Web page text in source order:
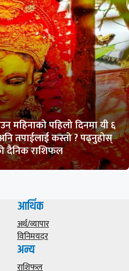
महिनाको पहिलो दिनमा यी ६
तपाईलाई कस्तो ? पढ्नुहोस्
दैनिक राशिफल
आर्थिक
अर्थ/व्यापार
विनिमयदर
अन्य
राशिफल